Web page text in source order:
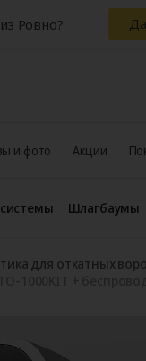
и фото Акции
Шлагбаумы
для откатных
Ровно? Да